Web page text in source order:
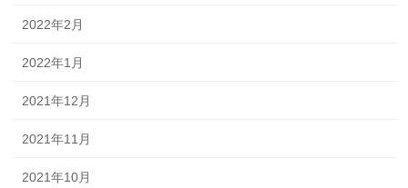
2022年2月
2022年1月
2021年12月
2021年11月
2021年10月